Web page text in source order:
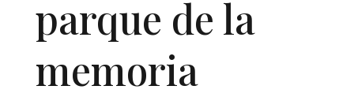
parque de la
memoria